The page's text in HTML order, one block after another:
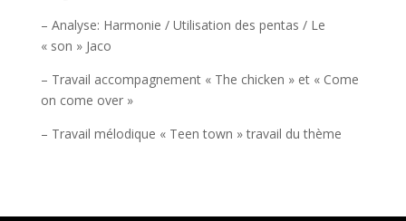
– Analyse: Harmonie / Utilisation des pentas / Le
« son » Jaco
– Travail accompagnement « The chicken » et « Come
on come over »
– Travail mélodique « Teen town » travail du thème